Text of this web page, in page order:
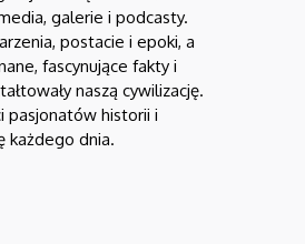
galerie i podcasty.
postacie i epoki, a
fascynujące fakty i
naszą cywilizację.
pasjonatów historii i
każdego dnia.